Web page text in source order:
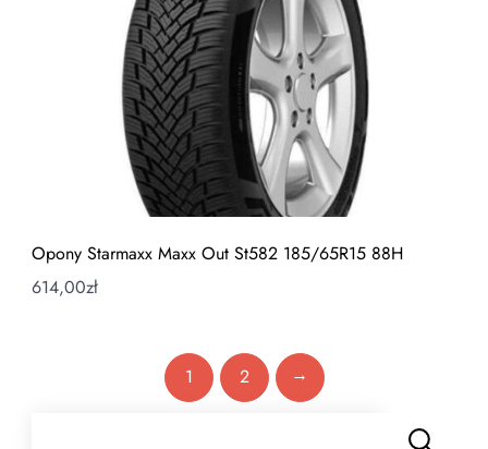
Opony Starmaxx Maxx Out St582 185/65R15 88H
614,00zł
1 2 →